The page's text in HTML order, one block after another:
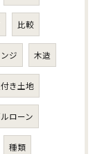
比較
ジ 木造
き土地
ローン
種類